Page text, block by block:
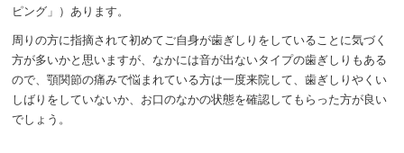
ピング」）あります。
周りの方に指摘されて初めてご自身が歯ぎしりをしていることに気づく
方が多いかと思いますが、なかには音が出ないタイプの歯ぎしりもある
ので、顎関節の痛みで悩まれている方は一度来院して、歯ぎしりやくい
しばりをしていないか、お口のなかの状態を確認してもらった方が良い
でしょう。